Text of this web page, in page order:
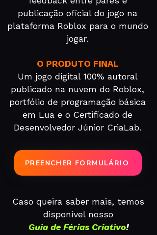
publicação oficial do jogo na
plataforma Roblox para o mundo
jogar.
O PRODUTO FINAL
Um jogo digital 100% autoral
publicado na nuvem do Roblox,
portfólio de programação básica
em Lua e o Certificado de
Desenvolvedor Júnior CriaLab.
PREENCHER FORMULÁRIO
Caso queira saber mais, temos
disponível nosso
Guia de Férias Criativo!